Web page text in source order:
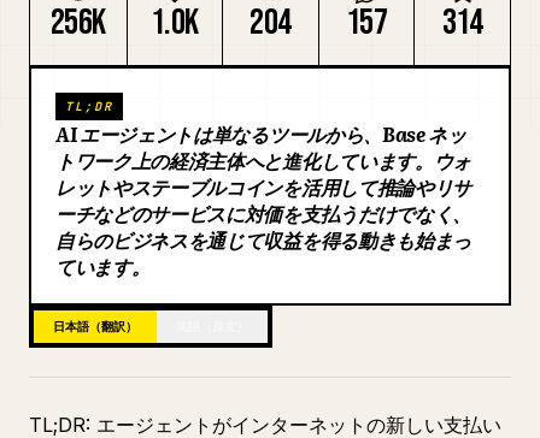
料金
ダウンロード
ブログ
更新情報
256K 1.0K 204 157 314
TL;DR
AI エージェントは単なるツールから、Base ネッ
トワーク上の経済主体へと進化しています。ウォ
レットやステーブルコインを活用して推論やリサ
ーチなどのサービスに対価を支払うだけでなく、
自らのビジネスを通じて収益を得る動きも始まっ
ています。
日本語（翻訳）
TL;DR: エージェントがインターネットの新しい支払い